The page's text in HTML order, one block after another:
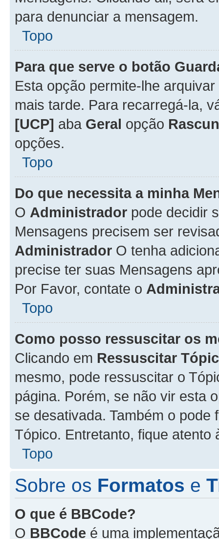
para denunciar a mensagem.
Topo
Para que serve o botão
Esta opção permite-lhe
mais tarde. Para recarregá-la,
[UCP] aba Geral opção
opções.
Topo
Do que necessita a minha
O Administrador pode decidir
Mensagens precisem ser
Administrador O tenha
precise ter suas Mensagens
Por Favor, contate o
Topo
Como posso ressuscitar os
Clicando em Ressuscitar
mesmo, pode ressuscitar o
página. Porém, se não vir esta
se desativada. Também o
Tópico. Entretanto, fique atento
Topo
Sobre os Formatos e
O que é BBCode?
O BBCode é uma